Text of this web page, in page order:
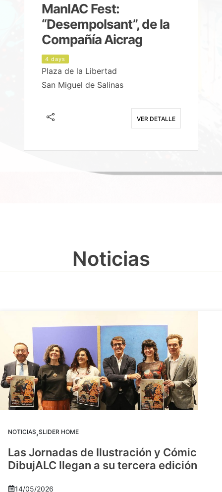
ManIAC Fest:
“Desempolsant”, de la
Compañía Aicrag
4 days
Plaza de la Libertad
San Miguel de Salinas
VER DETALLE
Noticias
NOTICIAS,SLIDER HOME
Las Jornadas de Ilustración y Cómic
DibujALC llegan a su tercera edición
14/05/2026